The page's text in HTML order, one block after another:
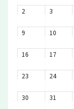
2 3
9 10
16 17
23 24
30 31